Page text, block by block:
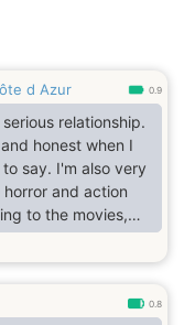
d Azur 0.9
relationship.
honest when I
say. I'm also very
and action
to the movies,
and many
0.8